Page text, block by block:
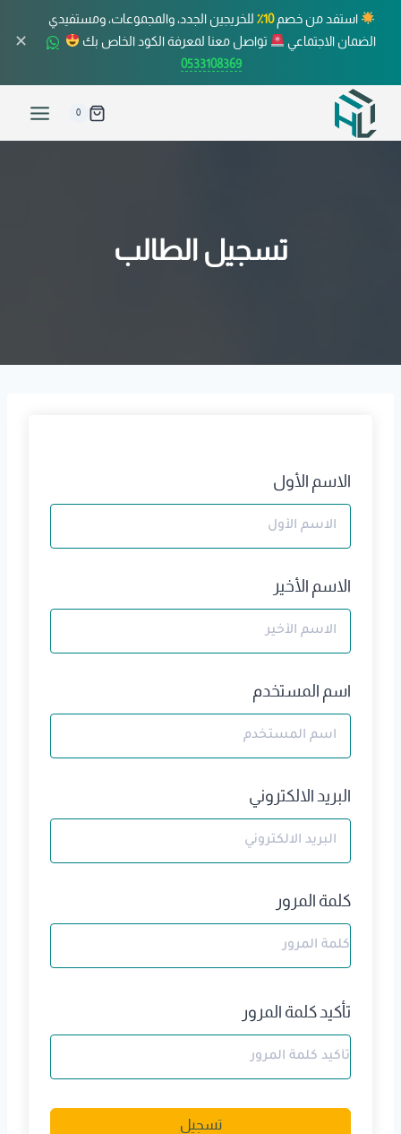
استفد من خصم10٪
للخريجين الجدد، والمجموعات، ومستفيدي
الضمان الاجتماعي
تواصل معنا لمعرفة الكود الخاص بك
0533108369
✕
0
تسجيل الطالب
الاسم الأول
الاسم الأخير
اسم المستخدم
البريد الالكتروني
كلمة المرور
تأكيد كلمة المرور
تسجيل